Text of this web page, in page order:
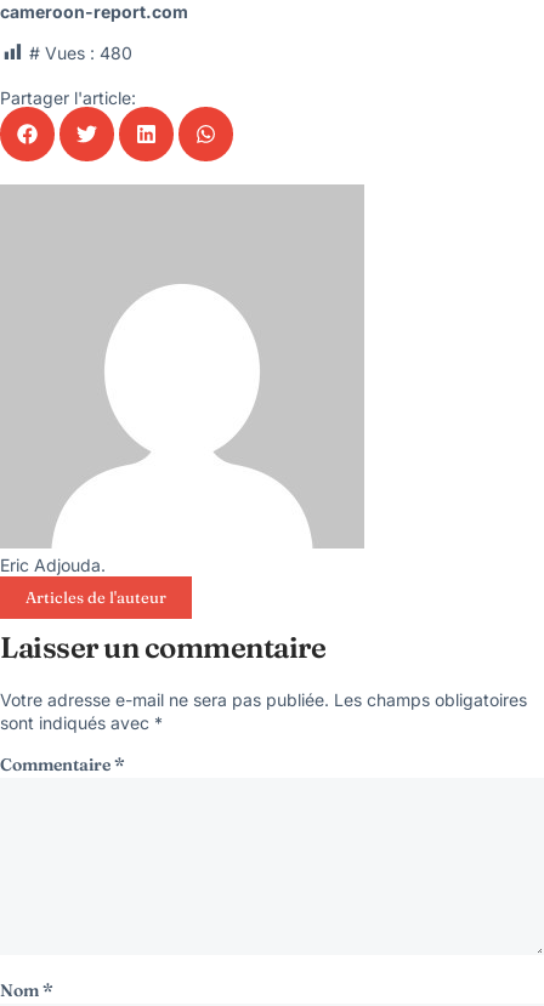
cameroon-report.com
# Vues : 480
Partager l'article:
Eric Adjouda.
Articles de l'auteur
Laisser un commentaire
Votre adresse e-mail ne sera pas publiée. Les champs obligatoires
sont indiqués avec *
Commentaire*
Nom*